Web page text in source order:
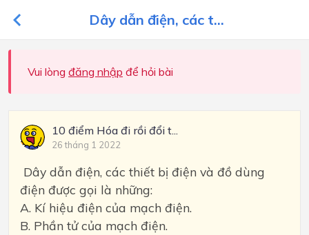
Dây dẫn điện, các t...
Vui lòng đăng nhập để hỏi bài
10 điểm Hóa đi rồi đổi t...
26 tháng 1 2022
Dây dẫn điện, các thiết bị điện và đồ dùng
điện được gọi là những:
A. Kí hiệu điện của mạch điện.
B. Phần tử của mạch điện.